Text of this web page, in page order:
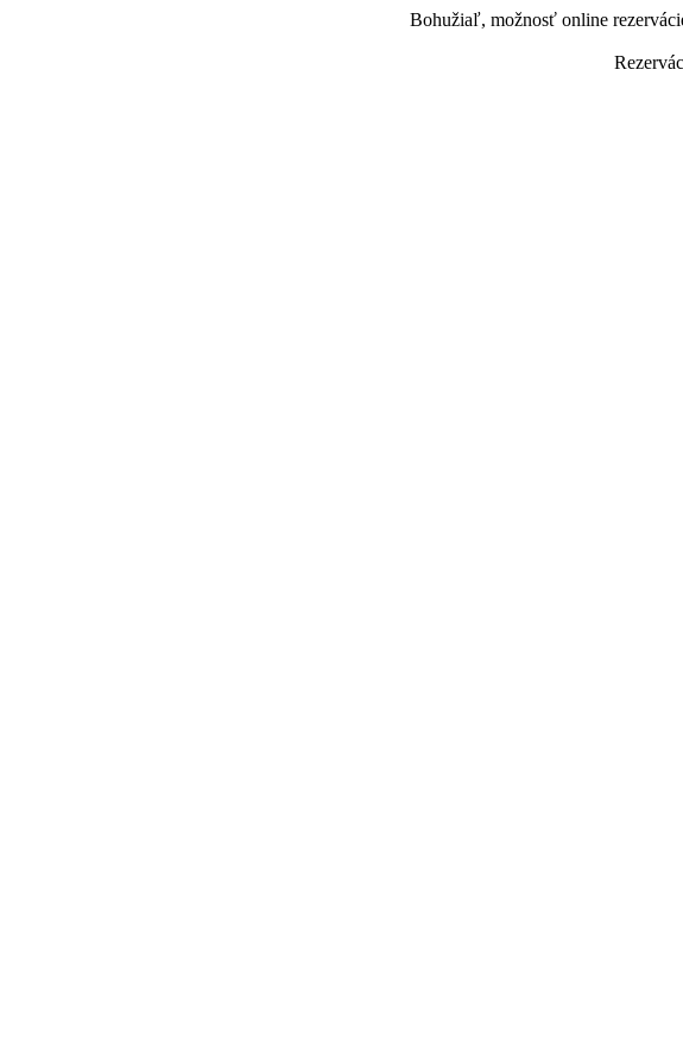
Bohužiaľ, možnosť online